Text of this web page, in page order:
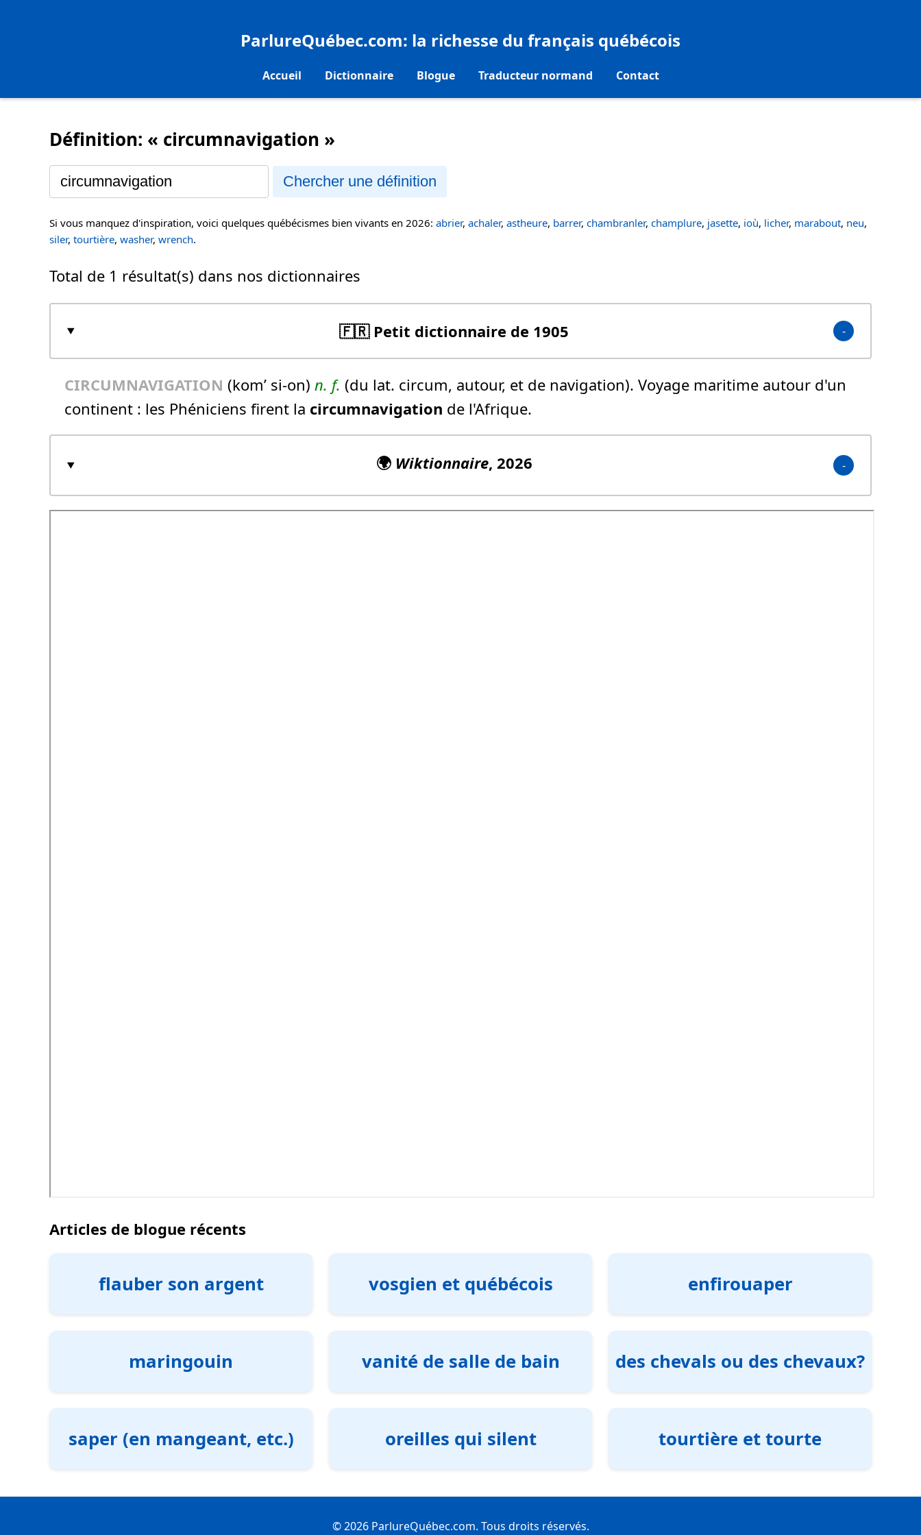
ParlureQuébec.com: la richesse du français québécois
Accueil Dictionnaire Blogue Traducteur normand Contact
Définition: « circumnavigation »
Chercher une définition
Si vous manquez d'inspiration, voici quelques québécismes bien vivants en 2026: abrier, achaler, astheure, barrer, chambranler, champlure, jasette, ioù, licher, marabout, neu,
siler, tourtière, washer, wrench.
Total de 1 résultat(s) dans nos dictionnaires
🇫🇷 Petit dictionnaire de 1905
CIRCUMNAVIGATION (kom’ si-on) n. f. (du lat. circum, autour, et de navigation). Voyage maritime autour d'un
continent : les Phéniciens firent la circumnavigation de l'Afrique.
🌍 Wiktionnaire, 2026
Articles de blogue récents
flauber son argent vosgien et québécois enfirouaper
maringouin vanité de salle de bain des chevals ou des chevaux?
saper (en mangeant, etc.) oreilles qui silent tourtière et tourte
© 2026 ParlureQuébec.com. Tous droits réservés.